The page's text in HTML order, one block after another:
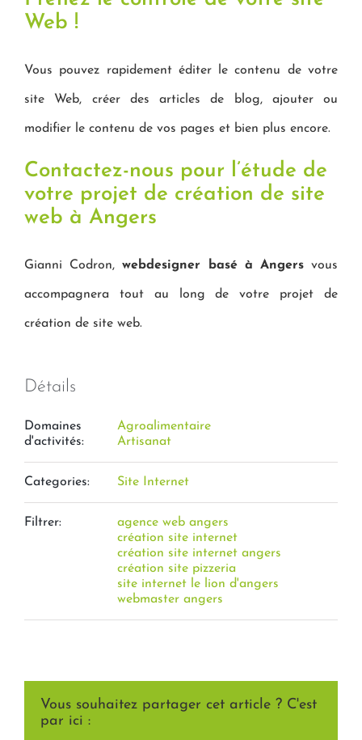
Web !
Vous pouvez rapidement éditer le contenu de votre
site Web, créer des articles de blog, ajouter ou
modifier le contenu de vos pages et bien plus encore.
Contactez-nous pour l’étude de
votre projet de création de site
web à Angers
Gianni Codron,webdesigner basé à Angersvous
accompagnera tout au long de votre projet de
création de site web.
Détails
Domaines
d'activités:
Agroalimentaire
Artisanat
Categories: Site Internet
Filtrer:
agence web angers
création site internet
création site internet angers
création site pizzeria
site internet le lion d'angers
webmaster angers
Vous souhaitez partager cet article ? C'est
par ici :